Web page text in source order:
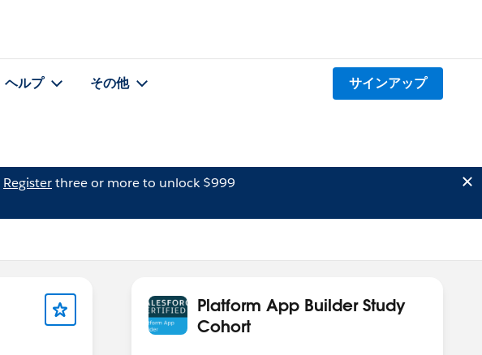
ヘルプ その他 サインアップ
Registerthree or more to unlock $999
Platform App Builder Study
Cohort